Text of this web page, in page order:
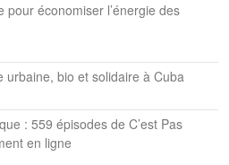
économiser l’énergie des
urbaine, bio et solidaire à Cuba
: 559 épisodes de C’est Pas
en ligne